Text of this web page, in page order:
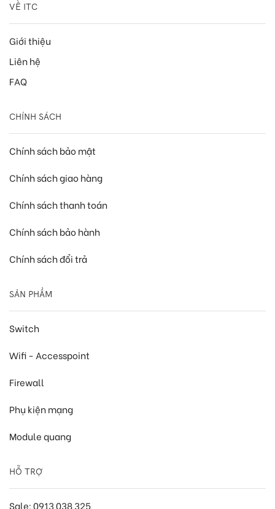
VỀ ITC
Giới thiệu
Liên hệ
FAQ
CHÍNH SÁCH
Chính sách bảo mật
Chính sách giao hàng
Chính sách thanh toán
Chính sách bảo hành
Chính sách đổi trả
SẢN PHẨM
Switch
Wifi - Accesspoint
Firewall
Phụ kiện mạng
Module quang
HỖ TRỢ
Sale: 0913 038 325